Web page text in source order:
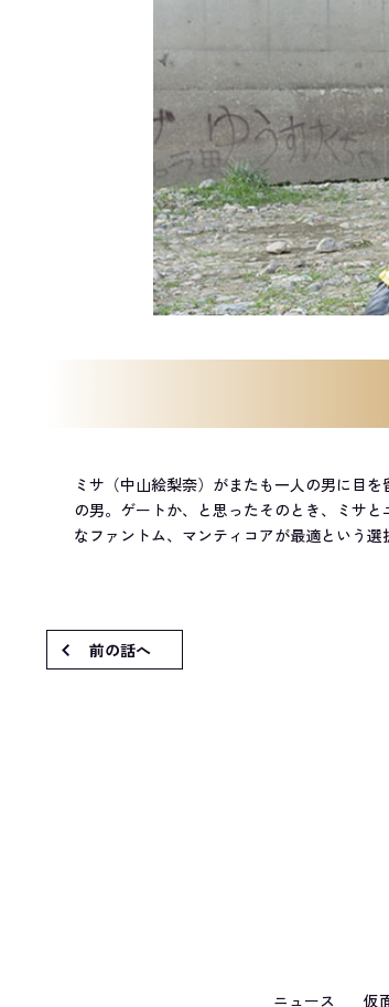
ミサ（中山絵梨奈）がまたも一人の男に目
の男。ゲートか、と思ったそのとき、ミサ
なファントム、マンティコアが最適という選
前の話へ
ニュース 仮